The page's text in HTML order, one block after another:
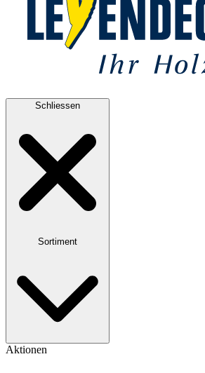
Schliessen
Sortiment
Aktionen